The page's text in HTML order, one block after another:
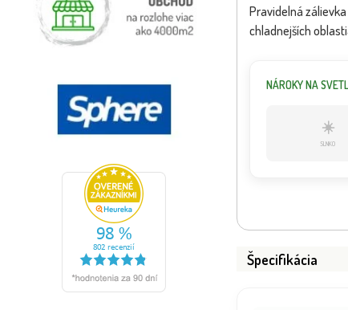
Pravidelná
chladnejších
NÁROKY NA
☀️
SLNKO
Špecifikácia